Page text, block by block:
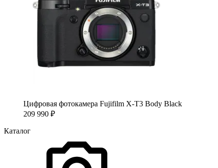
Цифровая фотокамера Fujifilm X-T3 Body Black
209 990 ₽
Каталог